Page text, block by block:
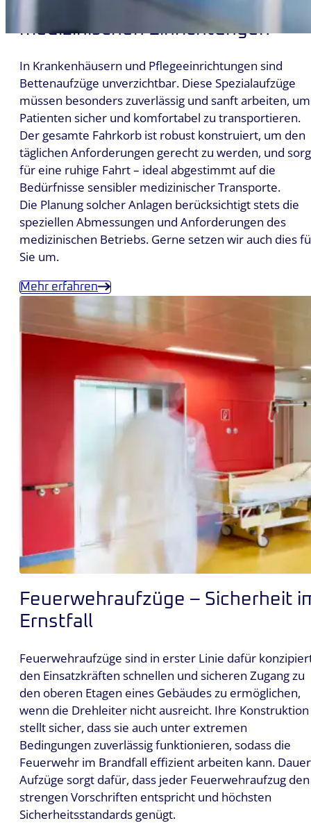
Bettenaufzüge – Effizienz in
medizinischen Einrichtungen
In Krankenhäusern und Pflegeeinrichtungen sind
Bettenaufzüge unverzichtbar. Diese Spezialaufzüge
müssen besonders zuverlässig und sanft arbeiten, um
Patienten sicher und komfortabel zu transportieren.
Der gesamte Fahrkorb ist robust konstruiert, um den
täglichen Anforderungen gerecht zu werden, und
für eine ruhige Fahrt – ideal abgestimmt auf die
Bedürfnisse sensibler medizinischer Transporte.
Die Planung solcher Anlagen berücksichtigt stets die
speziellen Abmessungen und Anforderungen des
medizinischen Betriebs. Gerne setzen wir auch dies
Sie um.
Mehr erfahren
Feuerwehraufzüge – Sicherheit
Ernstfall
Feuerwehraufzüge sind in erster Linie dafür
den Einsatzkräften schnellen und sicheren Zugang zu
den oberen Etagen eines Gebäudes zu ermöglichen,
wenn die Drehleiter nicht ausreicht. Ihre Konstruktion
stellt sicher, dass sie auch unter extremen
Bedingungen zuverlässig funktionieren, sodass die
Feuerwehr im Brandfall effizient arbeiten kann. Dauer
Aufzüge sorgt dafür, dass jeder Feuerwehraufzug den
strengen Vorschriften entspricht und höchsten
Sicherheitsstandards genügt.